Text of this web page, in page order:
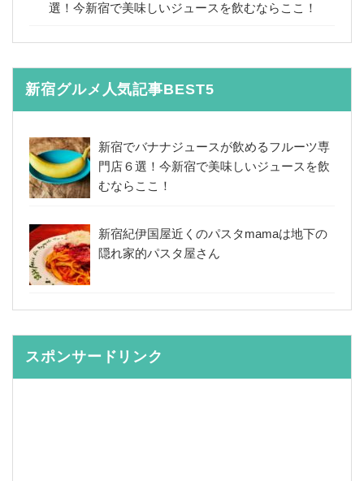
選！今新宿で美味しいジュースを飲むならここ！
新宿グルメ人気記事BEST5
新宿でバナナジュースが飲めるフルーツ専
門店６選！今新宿で美味しいジュースを飲
むならここ！
新宿紀伊国屋近くのパスタmamaは地下の
隠れ家的パスタ屋さん
スポンサードリンク